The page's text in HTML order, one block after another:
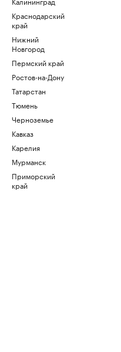
Краснодарский
край
Нижний
Новгород
Пермский край
Ростов-на-Дону
Татарстан
Тюмень
Черноземье
Кавказ
Карелия
Мурманск
Приморский
край